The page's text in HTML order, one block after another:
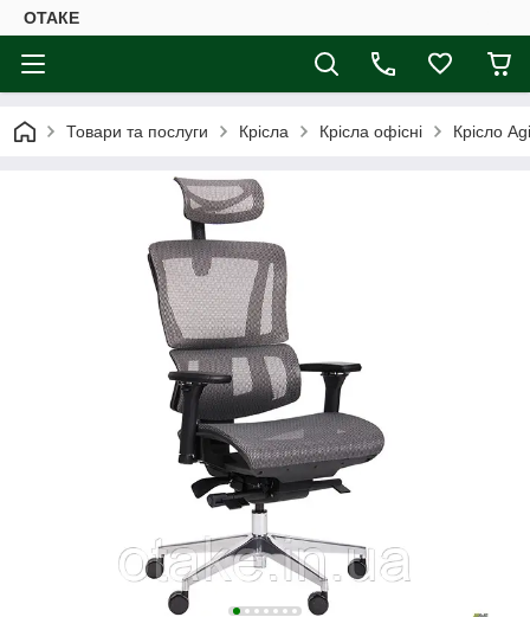
ОТАКЕ
Товари та послуги Крісла Крісла офісні Крісло